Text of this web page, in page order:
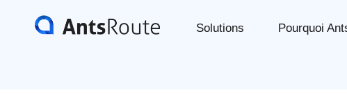
Solutions Pourquoi